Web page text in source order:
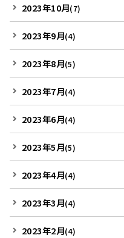
2023年10月(7)
2023年9月(4)
2023年8月(5)
2023年7月(4)
2023年6月(4)
2023年5月(5)
2023年4月(4)
2023年3月(4)
2023年2月(4)